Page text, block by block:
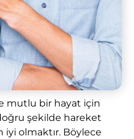
mutlu bir hayat için
şekilde hareket
olmaktır. Böylece